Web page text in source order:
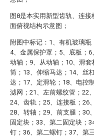
图8是本实用新型齿轨、连
面俯视结构示意图；
附图中标记：1、有机玻璃瓶
4、金属保护罩；5、底板；
动轴；9、从动轴；10、滑
筒；13、伸缩马达；14、丝
达；17、定滑轮；18、电控
滤网；21、左前螺纹管；22
24、齿轨；25、连接板；26
28、转轴；29、前支腿；30
固定块；33、第二固定块；
钉；36、第二螺钉；37、第